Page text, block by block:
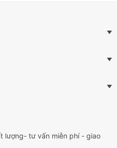
lượng- tư vấn miễn phí - giao